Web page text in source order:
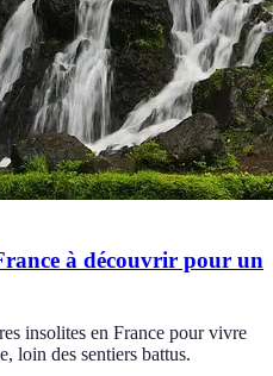
à découvrir pour un
insolites en France pour vivre
loin des sentiers battus.